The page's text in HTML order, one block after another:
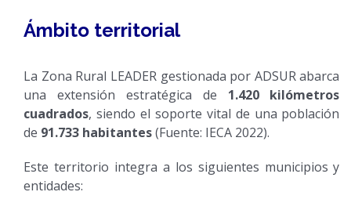
Ámbito territorial
La Zona Rural LEADER gestionada por ADSUR abarca
una extensión estratégica de 1.420 kilómetros
cuadrados, siendo el soporte vital de una población
de 91.733 habitantes(Fuente: IECA 2022).
Este territorio integra a los siguientes municipios y
entidades: